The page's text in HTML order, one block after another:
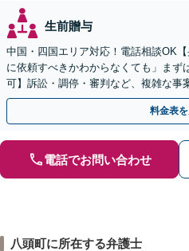
生前贈与
中国・四国エリア対応！電話相談OK
に依頼すべきかわからなくても」まず
可】訴訟・調停・審判など、複雑な事
相談無料】初回面談のみで解決できる
料金表
電話でお問い合わせ
八頭町に所在する弁護士